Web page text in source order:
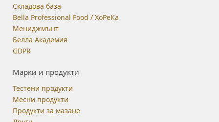
Складова база
Bella Professional Food / ХоРеКа
Мениджмънт
Белла Академия
GDPR
Марки и продукти
Тестени продукти
Месни продукти
Продукти за мазане